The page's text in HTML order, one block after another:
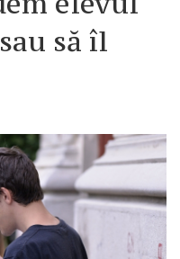
să îl